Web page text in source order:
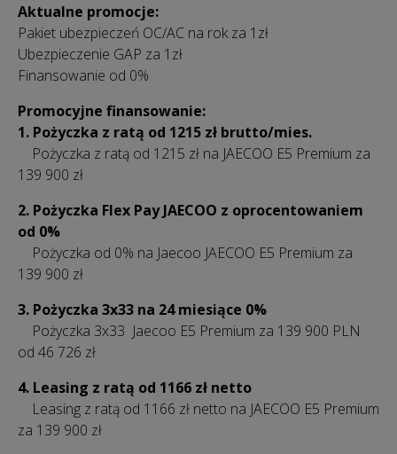
Aktualne promocje:
Pakiet ubezpieczeń OC/AC na rok za 1zł
Ubezpieczenie GAP za 1zł
Finansowanie od 0%
Promocyjne finansowanie:
1. Pożyczka z ratą od 1215 zł brutto/mies.
Pożyczka z ratą od 1215 zł na JAECOO E5 Premium za
139 900 zł
2. Pożyczka Flex Pay JAECOO z oprocentowaniem
od 0%
Pożyczka od 0% na Jaecoo JAECOO E5 Premium za
139 900 zł
3. Pożyczka 3x33 na 24 miesiące 0%
Pożyczka 3x33 Jaecoo E5 Premium za 139 900 PLN
od 46 726 zł
4. Leasing z ratą od 1166 zł netto
Leasing z ratą od 1166 zł netto na JAECOO E5 Premium
za 139 900 zł